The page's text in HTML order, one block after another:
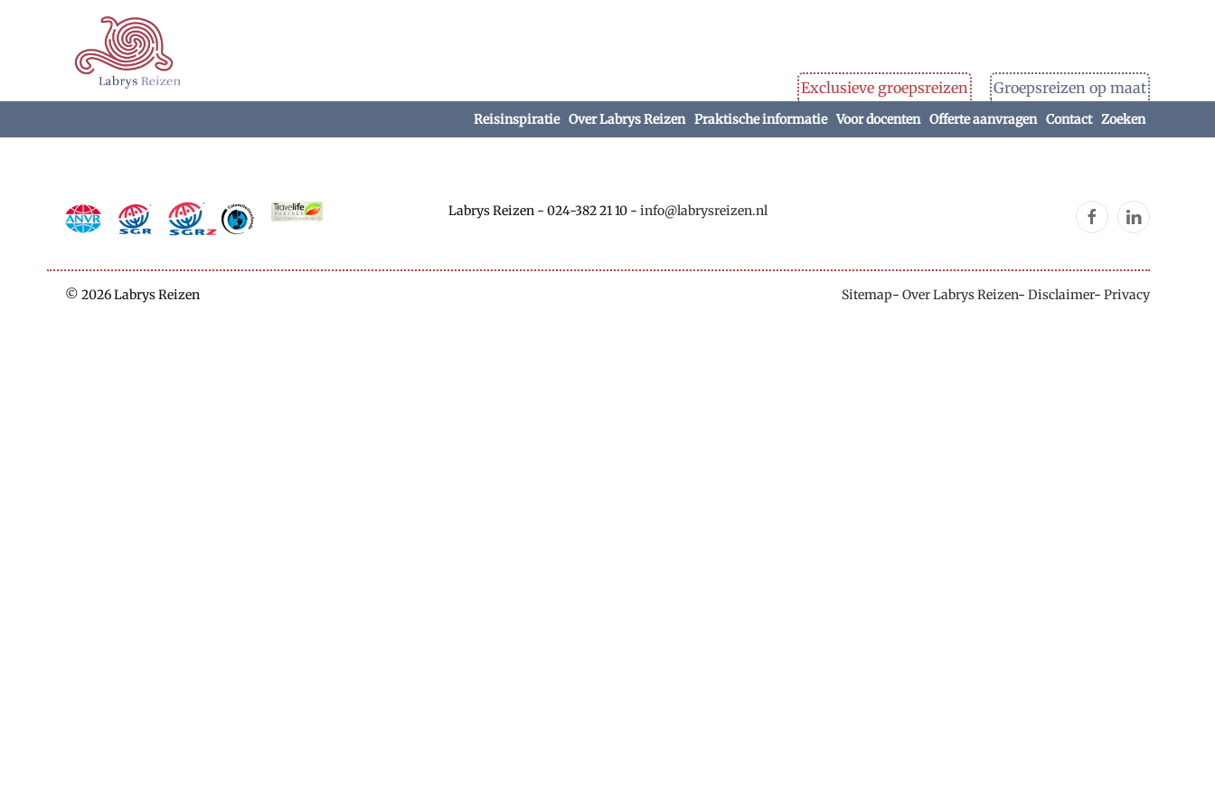
Terug naar hoofdinhoud
Exclusieve groepsreizen Groepsreizen op maat
Reisinspiratie Over Labrys Reizen Praktische informatie Voor docenten Offerte aanvragen Contact Zoeken
Labrys Reizen- 024-382 21 10- info@labrysreizen.nl
© 2026Labrys Reizen Sitemap- Over Labrys Reizen- Disclaimer- Privacy